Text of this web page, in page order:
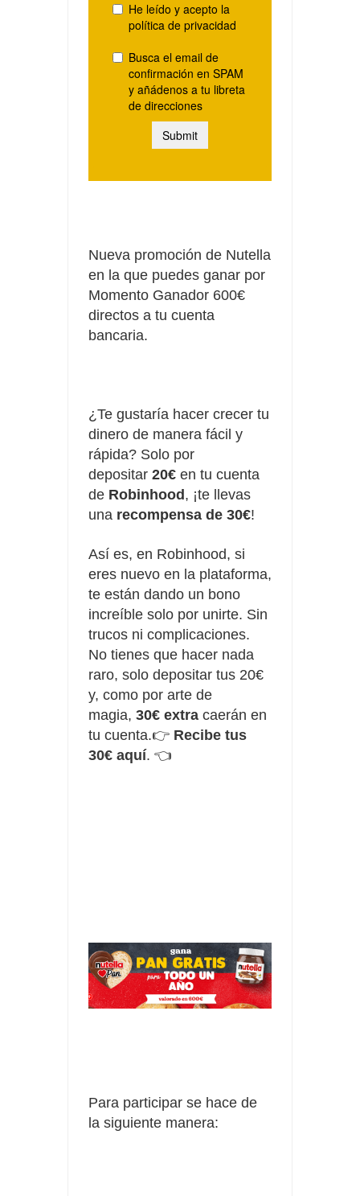
Nueva promoción de Nutella
en la que puedes ganar por
Momento Ganador 600€
directos a tu cuenta
bancaria.
¿Te gustaría hacer crecer tu
dinero de manera fácil y
rápida? Solo por
depositar 20€ en tu cuenta
de Robinhood, ¡te llevas
una recompensa de 30€!
Así es, en Robinhood, si
eres nuevo en la plataforma,
te están dando un bono
increíble solo por unirte. Sin
trucos ni complicaciones.
No tienes que hacer nada
raro, solo depositar tus 20€
y, como por arte de
magia, 30€ extra caerán en
tu cuenta.👉 Recibe tus
30€ aquí. 👈
Para participar se hace de
la siguiente manera: